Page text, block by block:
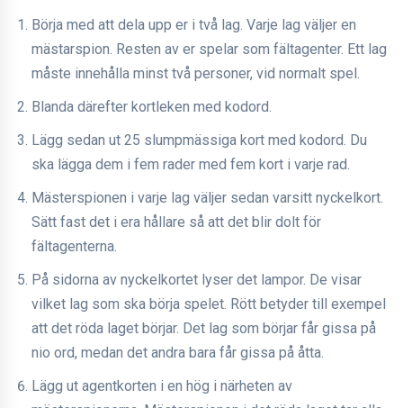
Börja med att dela upp er i två lag. Varje lag väljer en
mästarspion. Resten av er spelar som fältagenter. Ett lag
måste innehålla minst två personer, vid normalt spel.
Blanda därefter kortleken med kodord.
Lägg sedan ut 25 slumpmässiga kort med kodord. Du
ska lägga dem i fem rader med fem kort i varje rad.
Mästerspionen i varje lag väljer sedan varsitt nyckelkort.
Sätt fast det i era hållare så att det blir dolt för
fältagenterna.
På sidorna av nyckelkortet lyser det lampor. De visar
vilket lag som ska börja spelet. Rött betyder till exempel
att det röda laget börjar. Det lag som börjar får gissa på
nio ord, medan det andra bara får gissa på åtta.
Lägg ut agentkorten i en hög i närheten av